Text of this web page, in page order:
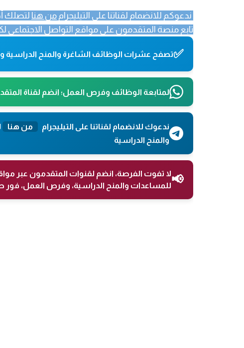
ندعوكم للانضمام لقناتنا على التيليجرام من هنا لتصلك
تابع منصة المتقدمون على مواقع التواصل الاجتماعي
✅تصفح عشرات الوظائف الشاغرة والمنح الدراسية
لمتابعة الوظائف وفرص العمل؛ انضم لقناة
ندعوك للانضمام لقناتنا على التيليجرام من هنا
والمنح الدراسية
📢لا تفوت الفرصة، انضم لقنوات المتقدمون عبر
للمساعدات والمنح الدراسية، وفرص العمل، فور